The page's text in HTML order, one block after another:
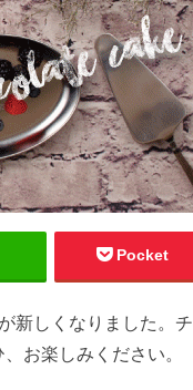
Pocket
新しくなりました。チ
お楽しみください。